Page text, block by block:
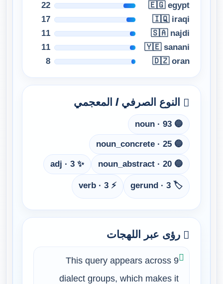
🇪🇬 egypt
22
🇮🇶 iraqi
17
🇸🇦 najdi
11
🇾🇪 sanani
11
🇩🇿 oran
8
النوع الصرفي / المعجمي
🔵 noun · 93
🔵 noun_concrete · 25
🔵 noun_abstract · 20
✨ adj · 3
🏷️ gerund · 3
⚡ verb · 3
رؤى عبر اللهجات
This query appears across 9
dialect groups, which makes it